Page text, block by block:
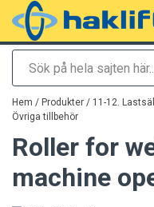
Sök
tillagd i varukorg
Hem / Produkter / 11-12.
Övriga tillbehör
Roller for
machine